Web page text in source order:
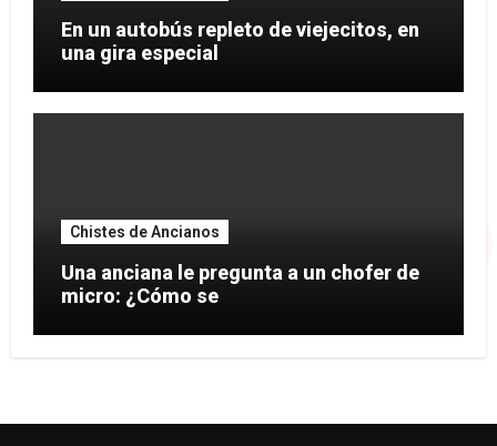
En un autobús repleto de viejecitos, en
una gira especial
Chistes de Ancianos
Una anciana le pregunta a un chofer de
micro: ¿Cómo se